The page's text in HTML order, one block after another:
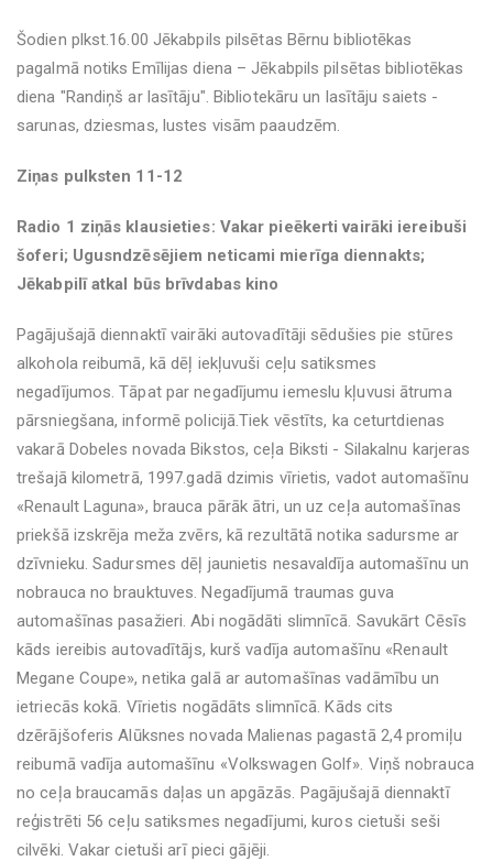
Šodien plkst.16.00 Jēkabpils pilsētas Bērnu bibliotēkas
pagalmā notiks Emīlijas diena – Jēkabpils pilsētas bibliotēkas
diena "Randiņš ar lasītāju". Bibliotekāru un lasītāju saiets -
sarunas, dziesmas, lustes visām paaudzēm.
Ziņas pulksten 11-12
Radio 1 ziņās klausieties: Vakar pieēkerti vairāki iereibuši
šoferi; Ugusndzēsējiem neticami mierīga diennakts;
Jēkabpilī atkal būs brīvdabas kino
Pagājušajā diennaktī vairāki autovadītāji sēdušies pie stūres
alkohola reibumā, kā dēļ iekļuvuši ceļu satiksmes
negadījumos. Tāpat par negadījumu iemeslu kļuvusi ātruma
pārsniegšana, informē policijā.Tiek vēstīts, ka ceturtdienas
vakarā Dobeles novada Bikstos, ceļa Biksti - Silakalnu karjeras
trešajā kilometrā, 1997.gadā dzimis vīrietis, vadot automašīnu
«Renault Laguna», brauca pārāk ātri, un uz ceļa automašīnas
priekšā izskrēja meža zvērs, kā rezultātā notika sadursme ar
dzīvnieku. Sadursmes dēļ jaunietis nesavaldīja automašīnu un
nobrauca no brauktuves. Negadījumā traumas guva
automašīnas pasažieri. Abi nogādāti slimnīcā. Savukārt Cēsīs
kāds iereibis autovadītājs, kurš vadīja automašīnu «Renault
Megane Coupe», netika galā ar automašīnas vadāmību un
ietriecās kokā. Vīrietis nogādāts slimnīcā. Kāds cits
dzērājšoferis Alūksnes novada Malienas pagastā 2,4 promiļu
reibumā vadīja automašīnu «Volkswagen Golf». Viņš nobrauca
no ceļa braucamās daļas un apgāzās. Pagājušajā diennaktī
reģistrēti 56 ceļu satiksmes negadījumi, kuros cietuši seši
cilvēki. Vakar cietuši arī pieci gājēji.